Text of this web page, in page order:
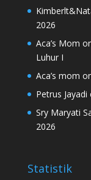
2026
Aca’s Mom
Luhur I
Aca’s mom
Petrus Jayadi
Sry Maryati
2026
Statistik